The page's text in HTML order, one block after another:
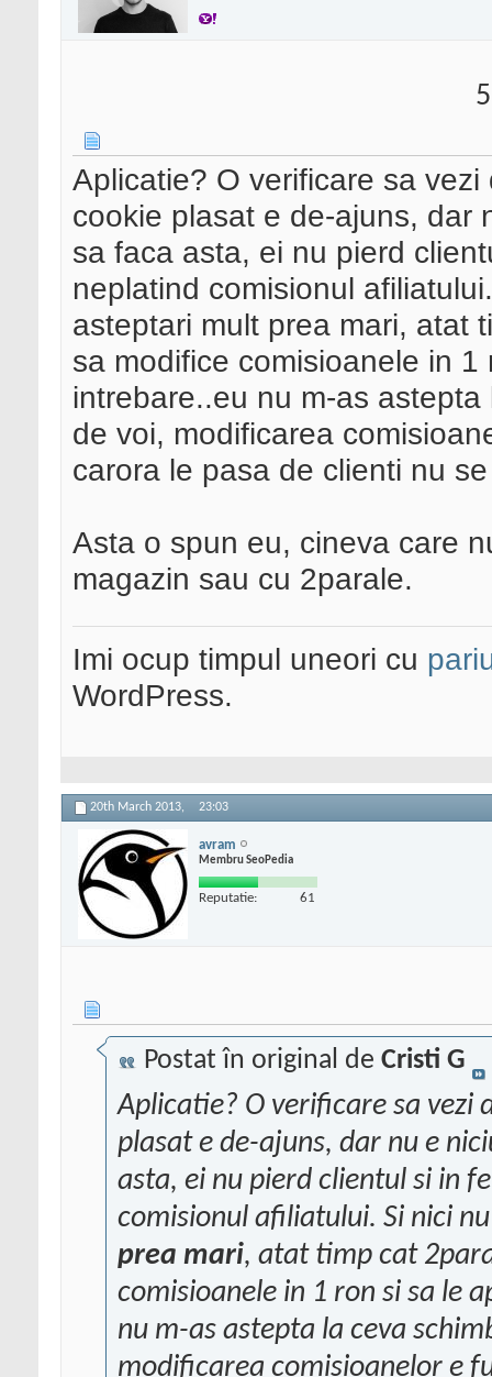
Aplicatie? O verificare sa
cookie plasat e de-ajuns, dar
sa faca asta, ei nu pierd
neplatind comisionul
asteptari mult prea mari, atat
sa modifice comisioanele in
intrebare..eu nu m-as
de voi, modificarea
carora le pasa de clienti nu
Asta o spun eu, cineva care
magazin sau cu 2parale.
Imi ocup timpul uneori cu
WordPress.
20th March 2013, 23:03
avram
Membru SeoPedia
Reputatie: 61
Postat în original de Cristi G
Aplicatie? O verificare sa vezi
plasat e de-ajuns, dar nu e
asta, ei nu pierd clientul si in
comisionul afiliatului. Si nici
prea mari, atat timp cat
comisioanele in 1 ron si sa le
nu m-as astepta la ceva
modificarea comisioanelor e